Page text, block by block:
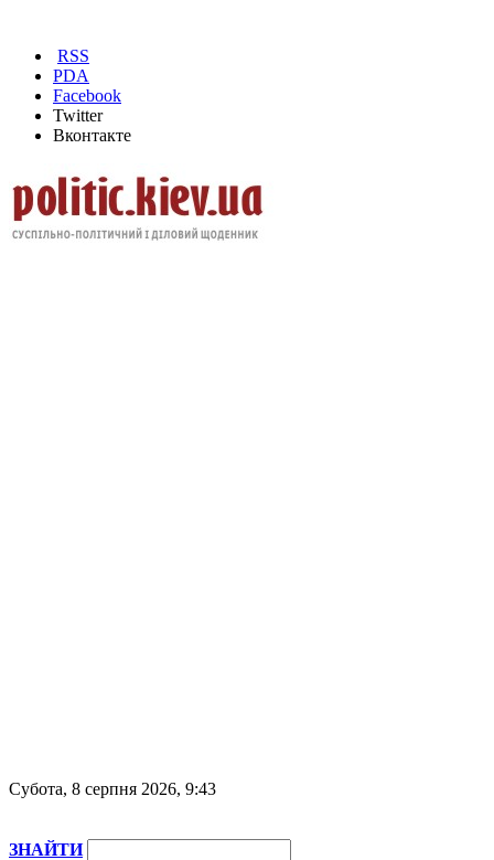
RSS
PDA
Facebook
Twitter
Вконтакте
Субота, 8 серпня 2026, 9:43
ЗНАЙТИ